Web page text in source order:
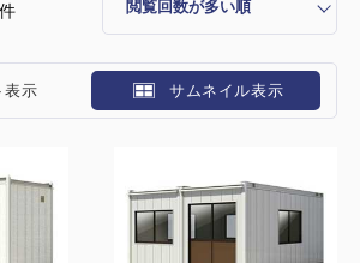
流れ
お問い合わせ
利用規約
特定商取引法に基づく表記
件
表示 サムネイル表示